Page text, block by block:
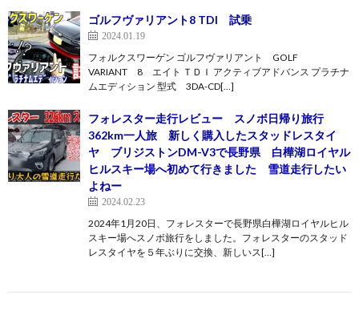
ゴルフヴァリアント8 TDI 試乗
2024.01.19
フォルクスワーゲン ゴルフヴァリアント GOLF
VARIANT 8 エイト ＴＤＩ アクティブアドバンス プラチナ
ムエディション 型式 3DA-CD[…]
フォレスター走行レビュー スノボ日帰り旅行
362km一人旅 新しく購入したスタッドレスタイ
ヤ ブリジストンDM-V3で長野県 白樺湖ロイヤル
ヒルスキー場へ初めて行きました 雪道走行したい
よねー
2024.02.23
2024年1月20日、フォレスターで長野県白樺湖ロイヤルヒル
スキー場へスノボ旅行をしました。フォレスターのスタッド
レスタイヤを５年ぶりに交換、新しいス[…]